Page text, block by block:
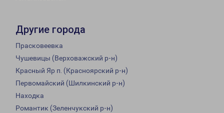
Другие города
Прасковеевка
Чушевицы (Верховажский р-н)
Красный Яр п. (Красноярский р-н)
Первомайский (Шилкинский р-н)
Находка
Романтик (Зеленчукский р-н)